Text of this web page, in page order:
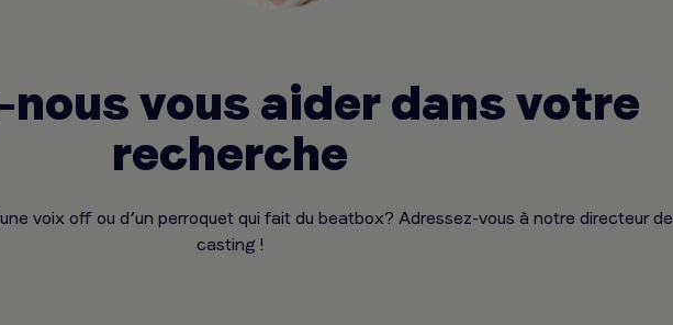
nous vous aider dans votre
recherche
voix off ou d’un perroquet qui fait du beatbox? Adressez-vous à notre directeur de
casting !